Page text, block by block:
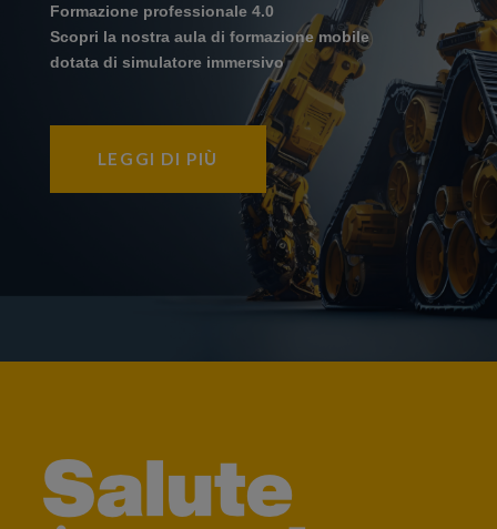
Formazione professionale 4.0
Scopri la nostra aula di formazione mobile
dotata di simulatore immersivo
LEGGI DI PIÙ